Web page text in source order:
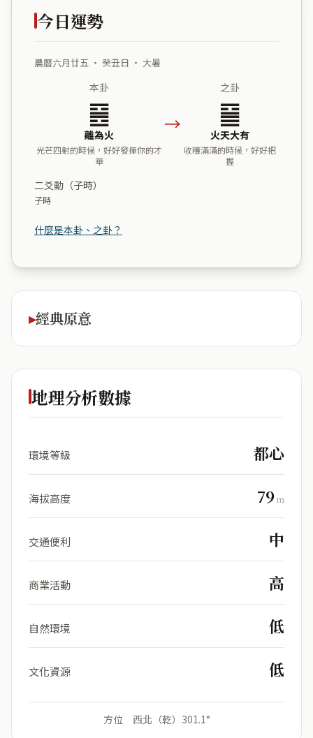
今日運勢
農曆六月廿五 ・ 癸丑日 ・ 大暑
本卦
䷝
離為火
光芒四射的時候，好好發揮你的才
華
→
之卦
䷍
火天大有
收穫滿滿的時候，好好把
握
二爻動（子時）
子時
什麼是本卦、之卦？
經典原意
地理分析數據
環境等級 都心
海拔高度 79m
交通便利 中
商業活動 高
自然環境 低
文化資源 低
方位 西北（乾）301.1°